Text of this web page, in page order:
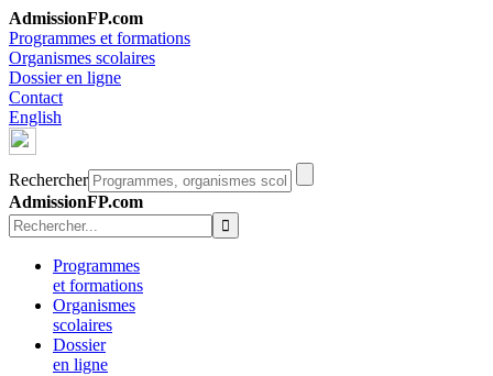
AdmissionFP.com
Programmes et formations
Organismes scolaires
Dossier en ligne
Contact
English
Rechercher
AdmissionFP.com
Programmes
et formations
Organismes
scolaires
Dossier
en ligne